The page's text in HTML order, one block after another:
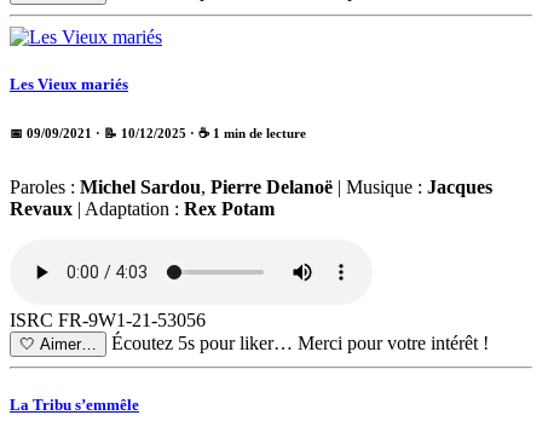
Les Vieux mariés
📅 09/09/2021 · 📝 10/12/2025 · ☕ 1 min de lecture
Paroles : Michel Sardou, Pierre Delanoë | Musique : Jacques
Revaux | Adaptation : Rex Potam
ISRC FR-9W1-21-53056
🤍 Aimer… Écoutez 5s pour liker… Merci pour votre intérêt !
La Tribu s’emmêle